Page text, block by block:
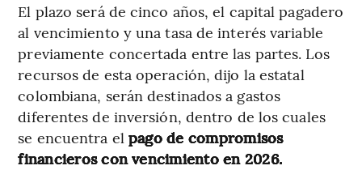
El plazo será de cinco años, el capital pagadero
al vencimiento y una tasa de interés variable
previamente concertada entre las partes. Los
recursos de esta operación, dijo la estatal
colombiana, serán destinados a gastos
diferentes de inversión, dentro de los cuales
se encuentra el pago de compromisos
financieros con vencimiento en 2026.